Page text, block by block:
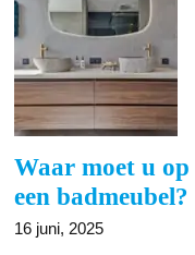
Waar moet u
een badmeubel?
16 juni, 2025